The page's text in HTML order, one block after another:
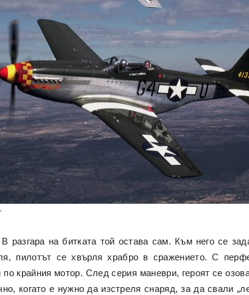
разгара на битката той остава сам. Към него се
пилотът се хвърля храбро в сражението. С
крайния мотор. След серия маневри, героят се
когато е нужно да изстреля снаряд, за да свали